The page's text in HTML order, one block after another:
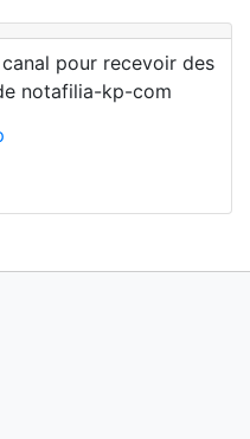
pour recevoir des
notafilia-kp-com